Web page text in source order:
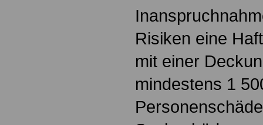
Risiken eine
mit einer
mindestens 1